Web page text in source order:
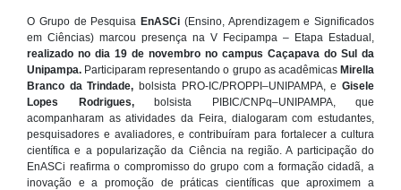
O Grupo de Pesquisa EnASCi (Ensino, Aprendizagem e Significados
em Ciências) marcou presença na V Fecipampa – Etapa Estadual,
realizado no dia 19 de novembro no campus Caçapava do Sul da
Unipampa. Participaram representando o grupo as acadêmicas Mirella
Branco da Trindade, bolsista PRO-IC/PROPPI–UNIPAMPA, e Gisele
Lopes Rodrigues,bolsista PIBIC/CNPq–UNIPAMPA, que
acompanharam as atividades da Feira, dialogaram com estudantes,
pesquisadores e avaliadores, e contribuíram para fortalecer a cultura
científica e a popularização da Ciência na região. A participação do
EnASCi reafirma o compromisso do grupo com a formação cidadã, a
inovação e a promoção de práticas científicas que aproximem a